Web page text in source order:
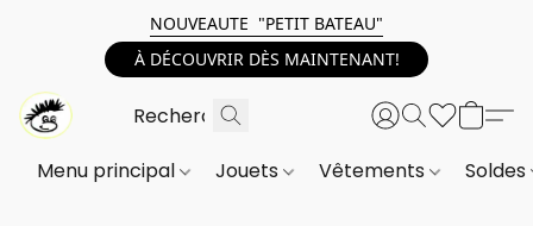
NOUVEAUTE "PETIT BATEAU"
À DÉCOUVRIR DÈS MAINTENANT!
Menu principal Jouets Vêtements Soldes